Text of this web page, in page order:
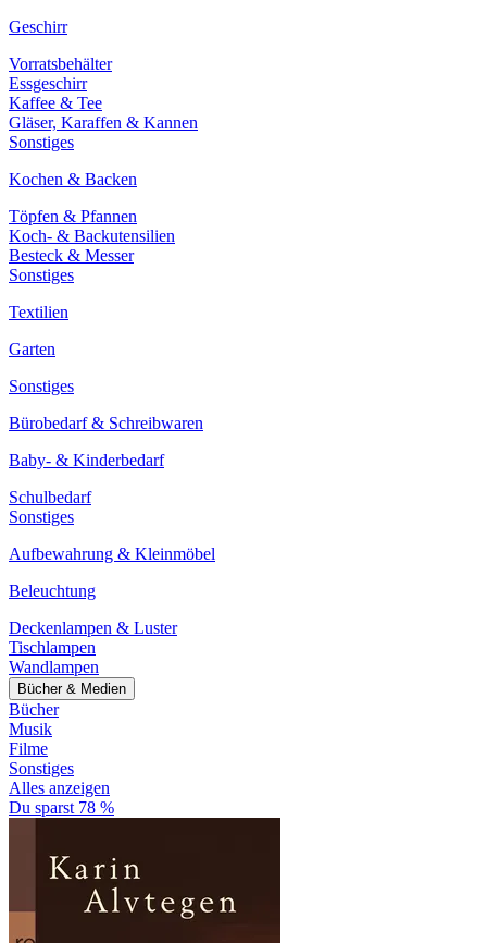
Geschirr
Vorratsbehälter
Essgeschirr
Kaffee & Tee
Gläser, Karaffen & Kannen
Sonstiges
Kochen & Backen
Töpfen & Pfannen
Koch- & Backutensilien
Besteck & Messer
Sonstiges
Textilien
Garten
Sonstiges
Bürobedarf & Schreibwaren
Baby- & Kinderbedarf
Schulbedarf
Sonstiges
Aufbewahrung & Kleinmöbel
Beleuchtung
Deckenlampen & Luster
Tischlampen
Wandlampen
Bücher & Medien
Bücher
Musik
Filme
Sonstiges
Alles anzeigen
Du sparst 78 %